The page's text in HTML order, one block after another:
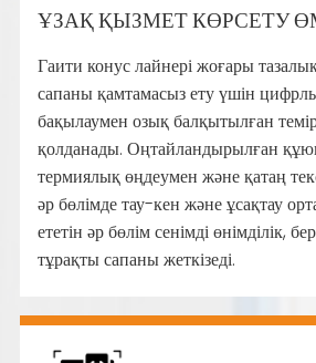
ҰЗАҚ ҚЫЗМЕТ КӨРСЕТУ
Гаити конус лайнері жоғары
сапаны қамтамасыз ету үшін
бақылаумен озық балқытылған
қолданады. Оңтайландырылған
термиялық өңдеумен және қатаң
әр бөлімде тау-кен және ұсақтау
ететін әр бөлім сенімді өнімділік,
тұрақты сапаны жеткізеді.